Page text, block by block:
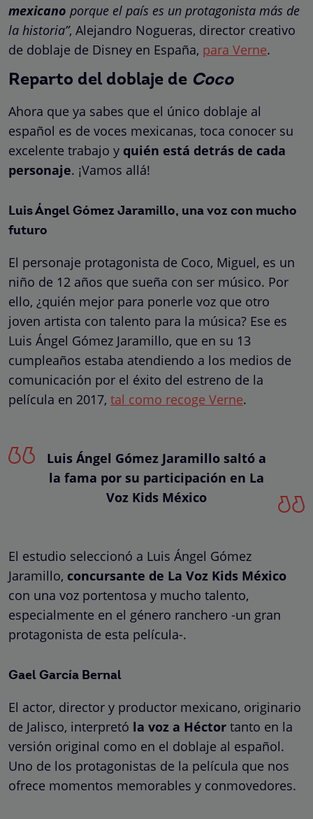
mexicano porque el país es un protagonista más de
la historia”, Alejandro Nogueras, director creativo
de doblaje de Disney en España, para Verne.
Reparto del doblaje de Coco
Ahora que ya sabes que el único doblaje al
español es de voces mexicanas, toca conocer su
excelente trabajo y quién está detrás de cada
personaje. ¡Vamos allá!
Luis Ángel Gómez Jaramillo, una voz con mucho
futuro
El personaje protagonista de Coco, Miguel, es un
niño de 12 años que sueña con ser músico. Por
ello, ¿quién mejor para ponerle voz que otro
joven artista con talento para la música? Ese es
Luis Ángel Gómez Jaramillo, que en su 13
cumpleaños estaba atendiendo a los medios de
comunicación por el éxito del estreno de la
película en 2017, tal como recoge Verne.
Luis Ángel Gómez Jaramillo saltó a
la fama por su participación en La
Voz Kids México
El estudio seleccionó a Luis Ángel Gómez
Jaramillo, concursante de La Voz Kids México
con una voz portentosa y mucho talento,
especialmente en el género ranchero -un gran
protagonista de esta película-.
Gael García Bernal
El actor, director y productor mexicano, originario
de Jalisco, interpretó la voz a Héctor tanto en la
versión original como en el doblaje al español.
Uno de los protagonistas de la película que nos
ofrece momentos memorables y conmovedores.